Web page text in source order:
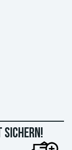
sichern!